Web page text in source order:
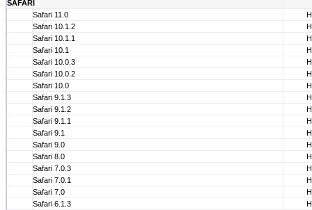
SAFARI
Safari 11.0
Safari 10.1.2
Safari 10.1.1
Safari 10.1
Safari 10.0.3
Safari 10.0.2
Safari 10.0
Safari 9.1.3
Safari 9.1.2
Safari 9.1.1
Safari 9.1
Safari 9.0
Safari 8.0
Safari 7.0.3
Safari 7.0.1
Safari 7.0
Safari 6.1.3